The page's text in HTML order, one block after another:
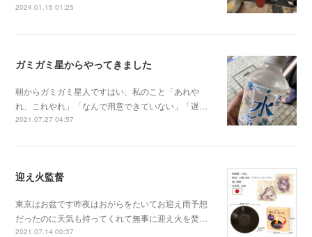
2024.01.15 01:25
ガミガミ星からやってきました
朝からガミガミ星人ですはい、私のこと「あれや
れ、これやれ」「なんで用意できていない」「遅…
2021.07.27 04:57
迎え火監督
東京はお盆です昨夜はおがらをたいてお迎え雨予想
だったのに天気も持ってくれて無事に迎え火を焚…
2021.07.14 00:37